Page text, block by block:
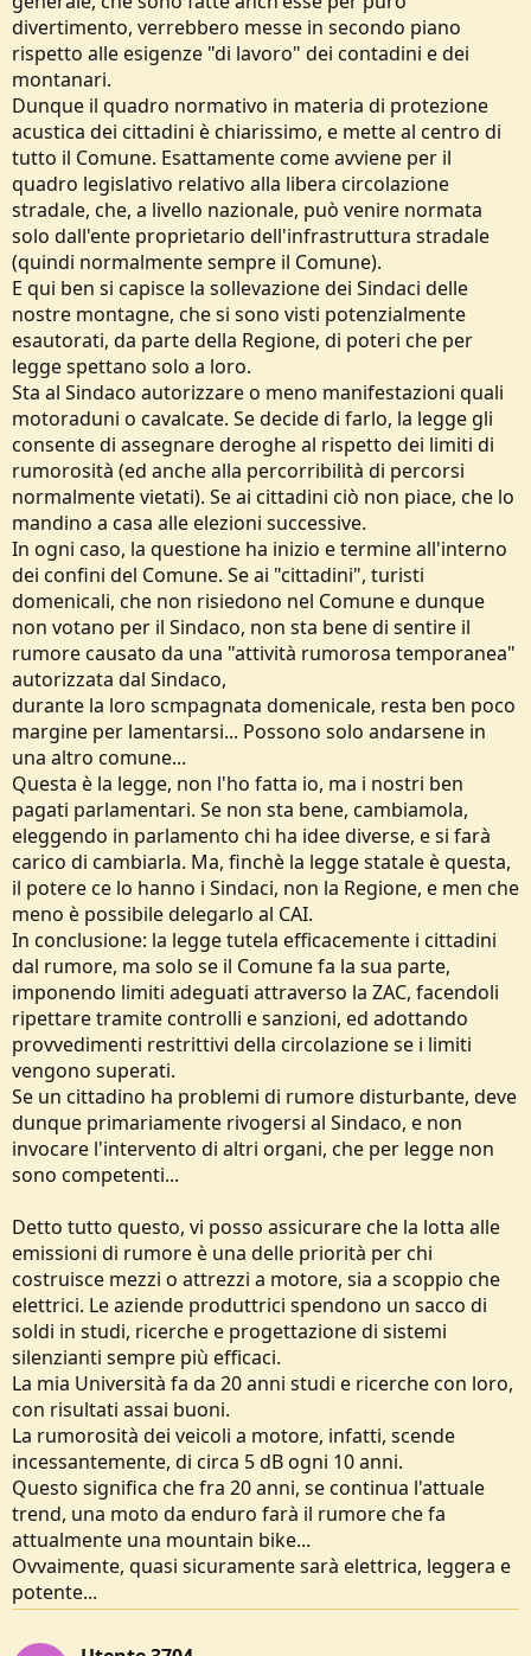
divertimento, verrebbero messe in secondo piano
rispetto alle esigenze "di lavoro" dei contadini e dei
montanari.
Dunque il quadro normativo in materia di protezione
acustica dei cittadini è chiarissimo, e mette al centro di
tutto il Comune. Esattamente come avviene per il
quadro legislativo relativo alla libera circolazione
stradale, che, a livello nazionale, può venire normata
solo dall'ente proprietario dell'infrastruttura stradale
(quindi normalmente sempre il Comune).
E qui ben si capisce la sollevazione dei Sindaci delle
nostre montagne, che si sono visti potenzialmente
esautorati, da parte della Regione, di poteri che per
legge spettano solo a loro.
Sta al Sindaco autorizzare o meno manifestazioni quali
motoraduni o cavalcate. Se decide di farlo, la legge gli
consente di assegnare deroghe al rispetto dei limiti di
rumorosità (ed anche alla percorribilità di percorsi
normalmente vietati). Se ai cittadini ciò non piace, che lo
mandino a casa alle elezioni successive.
In ogni caso, la questione ha inizio e termine all'interno
dei confini del Comune. Se ai "cittadini", turisti
domenicali, che non risiedono nel Comune e dunque
non votano per il Sindaco, non sta bene di sentire il
rumore causato da una "attività rumorosa temporanea"
autorizzata dal Sindaco,
durante la loro scmpagnata domenicale, resta ben poco
margine per lamentarsi... Possono solo andarsene in
una altro comune...
Questa è la legge, non l'ho fatta io, ma i nostri ben
pagati parlamentari. Se non sta bene, cambiamola,
eleggendo in parlamento chi ha idee diverse, e si farà
carico di cambiarla. Ma, finchè la legge statale è questa,
il potere ce lo hanno i Sindaci, non la Regione, e men che
meno è possibile delegarlo al CAI.
In conclusione: la legge tutela efficacemente i cittadini
dal rumore, ma solo se il Comune fa la sua parte,
imponendo limiti adeguati attraverso la ZAC, facendoli
ripettare tramite controlli e sanzioni, ed adottando
provvedimenti restrittivi della circolazione se i limiti
vengono superati.
Se un cittadino ha problemi di rumore disturbante, deve
dunque primariamente rivogersi al Sindaco, e non
invocare l'intervento di altri organi, che per legge non
sono competenti...
Detto tutto questo, vi posso assicurare che la lotta alle
emissioni di rumore è una delle priorità per chi
costruisce mezzi o attrezzi a motore, sia a scoppio che
elettrici. Le aziende produttrici spendono un sacco di
soldi in studi, ricerche e progettazione di sistemi
silenzianti sempre più efficaci.
La mia Università fa da 20 anni studi e ricerche con loro,
con risultati assai buoni.
La rumorosità dei veicoli a motore, infatti, scende
incessantemente, di circa 5 dB ogni 10 anni.
Questo significa che fra 20 anni, se continua l'attuale
trend, una moto da enduro farà il rumore che fa
attualmente una mountain bike...
Ovvaimente, quasi sicuramente sarà elettrica, leggera e
potente...